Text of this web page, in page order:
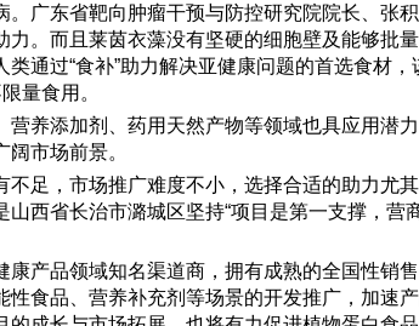
广东省靶向肿瘤干预与防控研究院院长、张
。而且莱茵衣藻没有坚硬的细胞壁及能够批
通过“食补”助力解决亚健康问题的首选食材
量食用。
营养添加剂、药用天然产物等领域也具应用潜
市场前景。
不足，市场推广难度不小，选择合适的助力尤
西省长治市潞城区坚持“项目是第一支撑，营
产品领域知名渠道商，拥有成熟的全国性销
性食品、营养补充剂等场景的开发推广，加速